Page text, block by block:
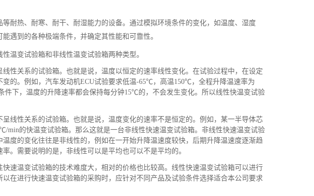
耐热、耐寒、耐干、耐湿能力的设备。通过模拟环境条件的变化，如温度、湿度
遇到的各种极端条件，并确定其性能和可靠性。
温变试验箱和非线性温变试验箱两种类型。
性关系的试验箱。也就是说，温度以恒定的速率线性变化。在试验过程中，在设定
的。例如，汽车发动机ECU试验要求低温-65℃，高温150℃，全程升降温速率为
下，温度的升降速率都会保持每分钟15℃的，不会发生变化。所以线性快温变试验
线性关系的试验箱。也就是说，温度变化的速率不是恒定的。例如，某一半导体芯
min的快温变试验箱。那么这就是一台非线性快速温变试验箱。非线性快速温变试验
度的变化往往是非线性的，例如在一开始升降温速度较快，后期升降温速度逐渐趋
。需要说明的是，非线性可以是平均也可以不是平均的。
速温变试验箱的技术难度大，相对的价格也比较高。线性快速温变试验箱可以进行
在进行快速温变试验箱的采购时，应针对不同产品及试验条件选择适合本公司要求